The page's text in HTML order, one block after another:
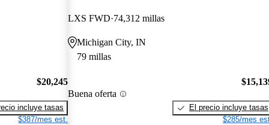
$20,245
incluye tasas
$387/mes est.
LXS FWD 74,312 millas
Michigan City, IN
79 millas
Buena oferta
El precio incluye tasas
$285/mes